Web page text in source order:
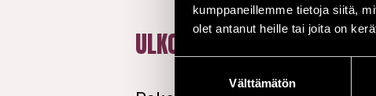
kumppaneillemme tietoja siitä,
olet antanut heille tai joita on
Välttämätön
ULKOILUREITIT